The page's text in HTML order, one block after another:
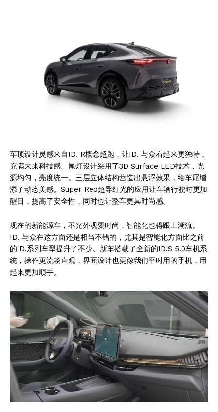
车顶设计灵感来自ID. R概念超跑，让ID. 与众看起来更独特，
充满未来科技感。尾灯设计采用了3D Surface LED技术，光
源均匀，亮度统一。三层立体结构营造出悬浮效果，给车尾增
添了动态美感。Super Red超导红光的应用让车辆行驶时更加
醒目，提高了安全性，同时也让整车更具时尚感。
现在的新能源车，不光外观要时尚，智能化也得跟上潮流。
ID. 与众在这方面还是相当不错的，尤其是智能化方面比之前
的ID.系列车型提升了不少。新车搭载了全新的ID.S 5.0车机系
统，操作更流畅直观，界面设计也更像我们平时用的手机，用
起来更加顺手。